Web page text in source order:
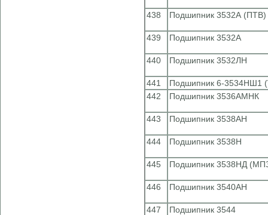
438 Подшипник 3532А (ПТВ)
439 Подшипник 3532А
440 Подшипник 3532ЛН
441
Подшипник 6-3534НШ1
442
Подшипник 3536АМНК
443 Подшипник 3538АН
444 Подшипник 3538Н
445 Подшипник 3538НД
446 Подшипник 3540АН
447 Подшипник 3544